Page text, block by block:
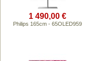
1 490,00 €
Philips 165cm - 65OLED959